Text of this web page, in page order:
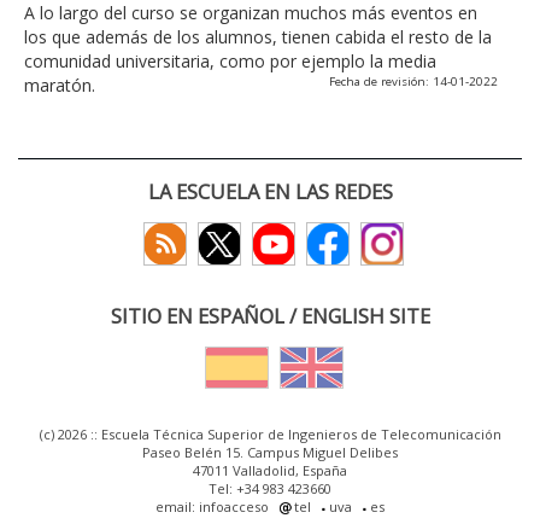
A lo largo del curso se organizan muchos más eventos en
los que además de los alumnos, tienen cabida el resto de la
comunidad universitaria, como por ejemplo la media
maratón.
Fecha de revisión: 14-01-2022
LA ESCUELA EN LAS REDES
SITIO EN ESPAÑOL / ENGLISH SITE
(c) 2026 :: Escuela Técnica Superior de Ingenieros de Telecomunicación
Paseo Belén 15. Campus Miguel Delibes
47011 Valladolid, España
Tel: +34 983 423660
email: infoacceso
tel uva es